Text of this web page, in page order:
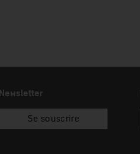
Newsletter
Se souscrire